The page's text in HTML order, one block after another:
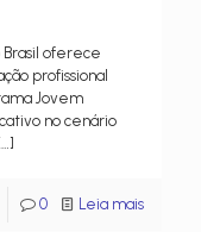
oferece
profissional
Jovem
no cenário
[…]
0 Leia mais